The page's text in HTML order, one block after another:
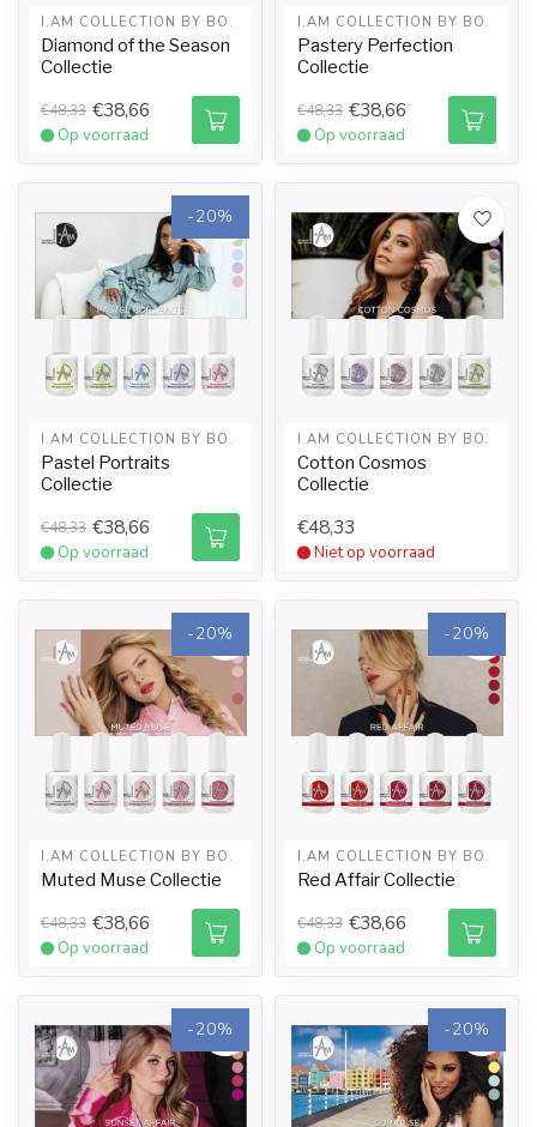
I.AM COLLECTION BY BO.
Diamond of the Season
Collectie
€48,33 €38,66
Op voorraad
I.AM COLLECTION BY BO.
Pastery Perfection
Collectie
€48,33 €38,66
Op voorraad
-20%
I.AM COLLECTION BY BO.
Pastel Portraits
Collectie
€48,33 €38,66
Op voorraad
I.AM COLLECTION BY BO.
Cotton Cosmos
Collectie
€48,33
Niet op voorraad
-20%
I.AM COLLECTION BY BO.
Muted Muse Collectie
€48,33 €38,66
Op voorraad
-20%
I.AM COLLECTION BY BO.
Red Affair Collectie
€48,33 €38,66
Op voorraad
-20% -20%